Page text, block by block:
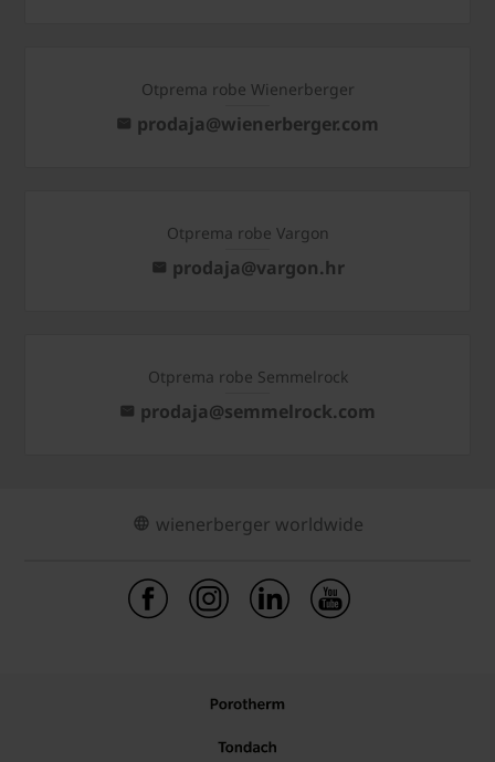
Otprema robe Wienerberger
prodaja@wienerberger.com
Otprema robe Vargon
prodaja@vargon.hr
Otprema robe Semmelrock
prodaja@semmelrock.com
wienerberger worldwide